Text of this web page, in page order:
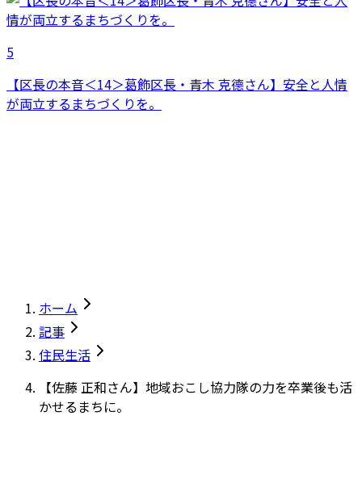
5
【区長の本音＜14＞葛飾区長・青木 克德さん】安全と人情
が両立するまちづくりを。
ホーム
記事
住民生活
【佐藤 正和さん】地域おこし協力隊の力を卒業後も活
かせるまちに。